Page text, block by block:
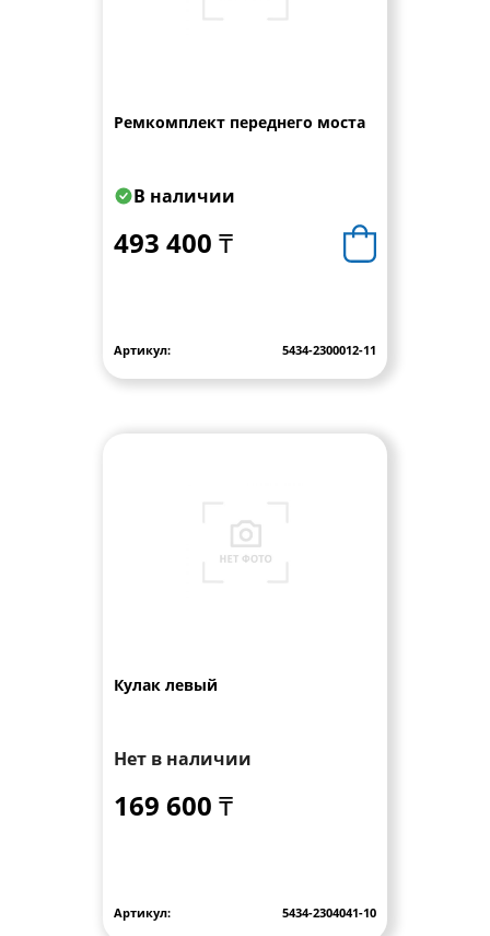
Ремкомплект переднего моста
В наличии
493 400 ₸
Артикул: 5434-2300012-11
Кулак левый
Нет в наличии
169 600 ₸
Артикул: 5434-2304041-10